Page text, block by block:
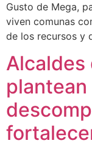
Gusto de Mega,
viven comunas
de los recursos y
Alcaldes